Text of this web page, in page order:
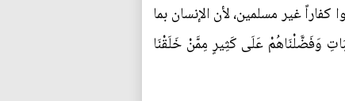
غير مسلمين، لأن الإنسان بما
وَفَضَّلْنَاهُمْ عَلَى كَثِيرٍ مِمَّنْ خَلَقْنَا